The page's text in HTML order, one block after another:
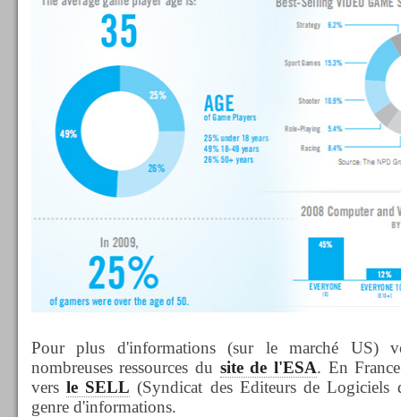
Pour plus d'informations (sur le marché US)
nombreuses ressources du site de l'ESA. En
vers le SELL (Syndicat des Editeurs de
genre d'informations.